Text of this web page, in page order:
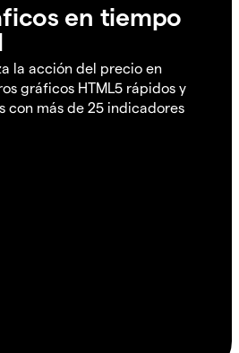
en tiempo
la acción del precio en
gráficos HTML5 rápidos y
con más de 25 indicadores